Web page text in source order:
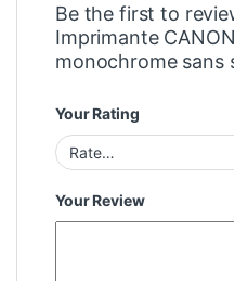
Be the first to
Imprimante
monochrome sans
Your Rating
Your Review